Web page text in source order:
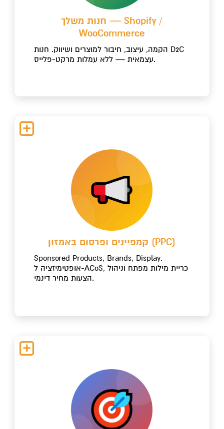
חנות משלך — Shopify /
WooCommerce
הקמה, עיצוב, חיבור למוצרים ושיווק. חנות D2C
עצמאית — ללא עמלות מרקט-פלייס.
קמפיינים ופרסום באמזון (PPC)
Sponsored Products, Brands, Display.
אופטימיזציה ל-ACoS, כריית מילות מפתח וניהול
הצעות מחיר דינמי.